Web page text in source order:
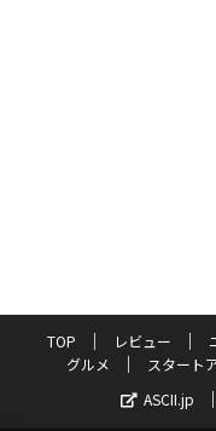
TOP レビュー
グルメ
スタート
ASCII.jp